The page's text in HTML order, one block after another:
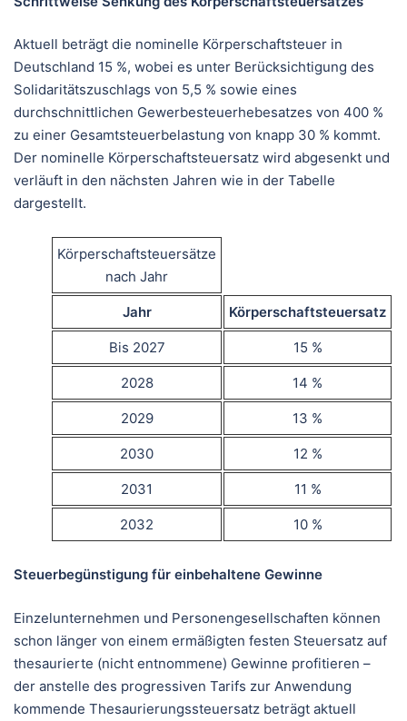
Aktuell beträgt die nominelle Körperschaftsteuer in
Deutschland 15 %, wobei es unter Berücksichtigung des
Solidaritätszuschlags von 5,5 % sowie eines
durchschnittlichen Gewerbesteuerhebesatzes von 400 %
zu einer Gesamtsteuerbelastung von knapp 30 % kommt.
Der nominelle Körperschaftsteuersatz wird abgesenkt und
verläuft in den nächsten Jahren wie in der Tabelle
dargestellt.
Körperschaftsteuersätze
nach Jahr
Jahr Körperschaftsteuersatz
Bis 2027 15 %
2028 14 %
2029 13 %
2030 12 %
2031 11 %
2032 10 %
Steuerbegünstigung für einbehaltene Gewinne
Einzelunternehmen und Personengesellschaften können
schon länger von einem ermäßigten festen Steuersatz auf
thesaurierte (nicht entnommene) Gewinne profitieren –
der anstelle des progressiven Tarifs zur Anwendung
kommende Thesaurierungssteuersatz beträgt aktuell